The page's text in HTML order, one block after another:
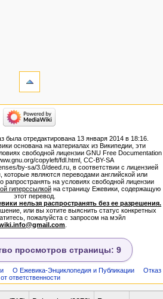
была отредактирована 13 января 2014 в 18:16.
основана на материалах из Википедии, эти
свободной лицензии GNU Free Documentation
copyleft/fdl.html, CC-BY-SA
by-sa/3.0/deed.ru, в соответствии с лицензией
которые являются переводами английской или
рапространять на условиях свободной лицензии
гиперссылкойна страницу Ежевики, содержащую
этот перевод.
нельзя распространять без ее разрешения.
или вы хотите выяснить статус конкретных
пожалуйста с запросом на мэйл
просмотров страницы: 9
О Ежевика-Энциклопедия и Публикации
Отказ
от ответственности